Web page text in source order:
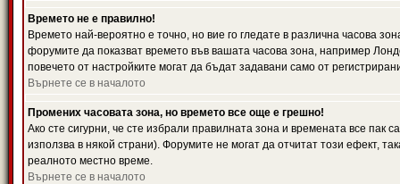
Времето не е правилно!
Времето най-вероятно е точно, но вие го гледате в различна часова
форумите да показват времето във вашата часова зона, например
повечето от настройките могат да бъдат задавани само от
Върнете се в началото
Промених часовата зона, но времето все още е грешно!
Ако сте сигурни, че сте избрали правилната зона и времената все
използва в някой страни). Форумите не могат да отчитат този ефект,
реалното местно време.
Върнете се в началото